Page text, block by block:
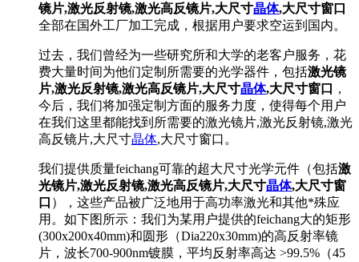
镜片,激光反射镜,激光高反镜片,大尺寸晶体,大尺寸窗口
全部在国外工厂加工完成，根据用户要求空运到国内。
过去，我们曾经为一些研究所和大学的老客户服务，花
费大量时间为他们定制所需要的光学器件，包括激光镜
片,激光反射镜,激光高反镜片,大尺寸晶体,大尺寸窗口
，
今后，我们将加强定制方面的服务力度，使得每个用户
在我们这里都能找到所需要的激光镜片,激光反射镜,激光
高反镜片,大尺寸晶体,大尺寸窗口。
我们提供质量feichang可靠的超大尺寸光学元件（包括激
光镜片,激光反射镜,激光高反镜片,大尺寸晶体,大尺寸窗
口 ），这些产品被广泛地用于高功率激光和其他*殊应
用。如下图所示：我们为某用户提供的feichang大的矩形
(300x200x40mm)和圆形（Dia220x30mm)的高反射率镜
片，波长700-900nm镀膜，平均反射率高达 >99.5%（45